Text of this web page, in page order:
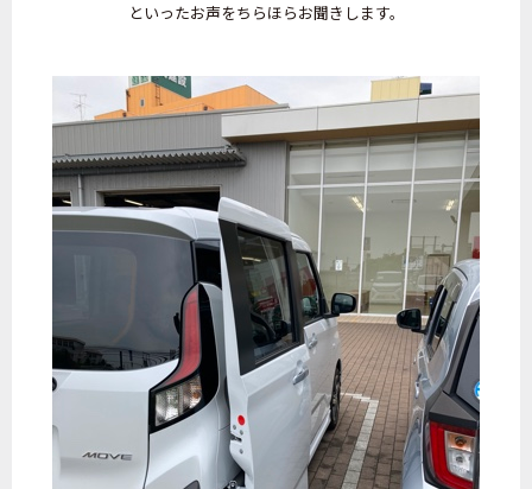
といったお声をちらほらお聞きします。